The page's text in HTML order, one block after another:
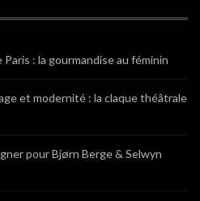
: la gourmandise au féminin
et modernité : la claque théâtrale
pour Bjørn Berge & Selwyn